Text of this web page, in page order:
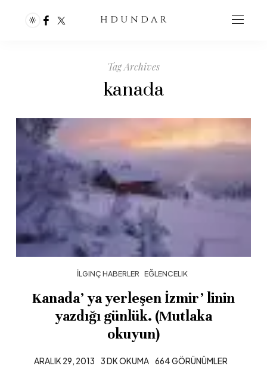
Tag Archives
kanada
İLGINÇ HABERLER EĞLENCELIK
Kanada’ ya yerleşen İzmir’ linin
yazdığı günlük. (Mutlaka
okuyun)
ARALIK 29, 2013 3 DK OKUMA 664 GÖRÜNÜMLER